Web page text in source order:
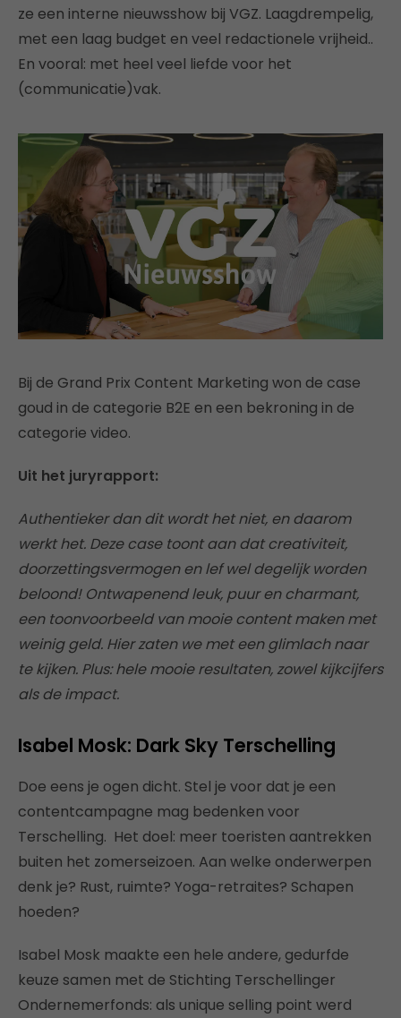
ze een interne nieuwsshow bij VGZ. Laagdrempelig,
met een laag budget en veel redactionele vrijheid..
En vooral: met heel veel liefde voor het
(communicatie)vak.
Bij de Grand Prix Content Marketing won de case
goud in de categorie B2E en een bekroning in de
categorie video.
Uit het juryrapport:
Authentieker dan dit wordt het niet, en daarom
werkt het. Deze case toont aan dat creativiteit,
doorzettingsvermogen en lef wel degelijk worden
beloond! Ontwapenend leuk, puur en charmant,
een toonvoorbeeld van mooie content maken met
weinig geld. Hier zaten we met een glimlach naar
te kijken. Plus: hele mooie resultaten, zowel kijkcijfers
als de impact.
Isabel Mosk: Dark Sky Terschelling
Doe eens je ogen dicht. Stel je voor dat je een
contentcampagne mag bedenken voor
Terschelling. Het doel: meer toeristen aantrekken
buiten het zomerseizoen. Aan welke onderwerpen
denk je? Rust, ruimte? Yoga-retraites? Schapen
hoeden?
Isabel Mosk maakte een hele andere, gedurfde
keuze samen met de Stichting Terschellinger
Ondernemerfonds: als unique selling point werd